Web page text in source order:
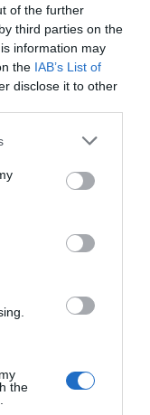
of the further
third parties on the
information may
the IAB’s List of
disclose it to other
the